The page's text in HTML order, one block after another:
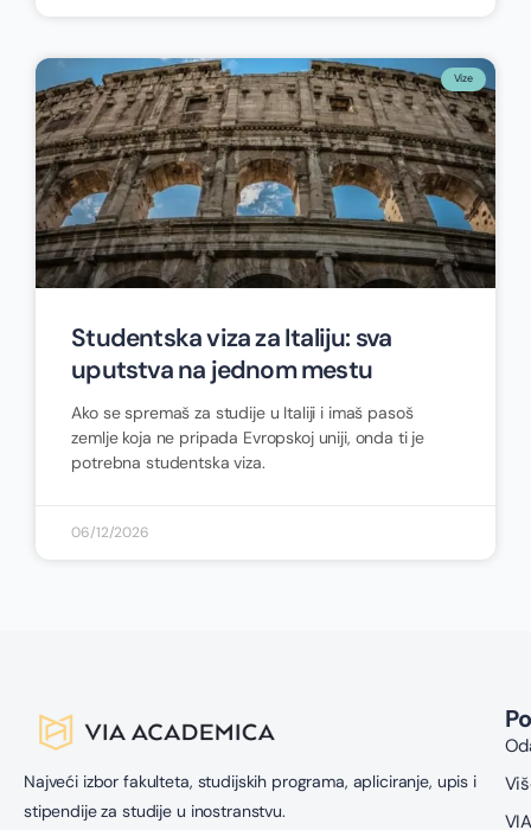
Vize
Studentska viza za Italiju: sva
uputstva na jednom mestu
Ako se spremaš za studije u Italiji i imaš pasoš
zemlje koja ne pripada Evropskoj uniji, onda ti je
potrebna studentska viza.
06/12/2026
Najveći izbor fakulteta, studijskih programa, apliciranje, upis i
stipendije za studije u inostranstvu.